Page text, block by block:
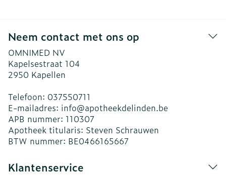
Neem contact met ons op
OMNIMED NV
Kapelsestraat 104
2950 Kapellen
Telefoon: 037550711
E-mailadres: info@apotheekdelinden.be
APB nummer: 110307
Apotheek titularis: Steven Schrauwen
BTW nummer: BE0466165667
Klantenservice